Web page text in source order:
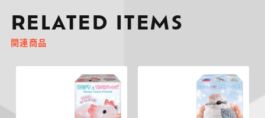
RELATED ITEMS
関連商品